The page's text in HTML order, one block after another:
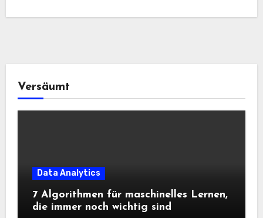
Versäumt
Data Analytics
7 Algorithmen für maschinelles Lernen,
die immer noch wichtig sind